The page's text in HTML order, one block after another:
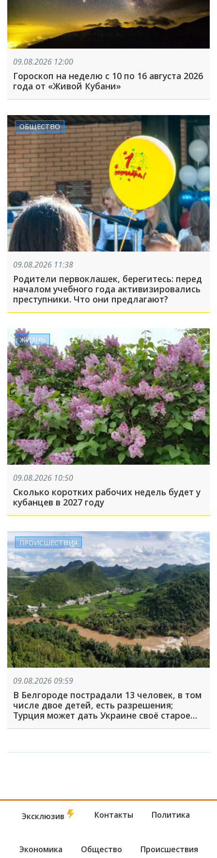
09.08.2026 12:00
Гороскоп на неделю с 10 по 16 августа 2026
года от «Живой Кубани»
ОБЩЕСТВО
09.08.2026 11:38
Родители первоклашек, берегитесь: перед
началом учебного года активизировались
преступники. Что они предлагают?
ЖИЗНЬ
09.08.2026 10:50
Сколько коротких рабочих недель будет у
кубанцев в 2027 году
ПРОИСШЕСТВИЯ
09.08.2026 09:59
В Белгороде пострадали 13 человек, в том
числе двое детей, есть разрешения;
Турция может дать Украине своё старое
оружие: что произошло, пока вы спали
Эксклюзив Контакты Политика
Экономика Общество Происшествия